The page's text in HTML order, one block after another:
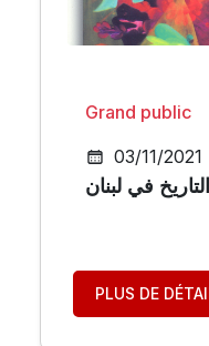
Grand public
03/11/2021
في لبنان
PLUS DE